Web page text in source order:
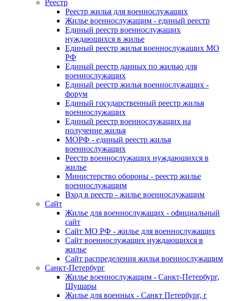
Реестр
Реестр жилья для военнослужащих
Жилье военнослужащим - единый реестр
Единый реестр военнослужащих
нуждающихся в жилье
Единый реестр жилья военнослужащих МО
РФ
Единый реестр данных по жилью для
военнослужащих
Единый реестр жилья военнослужащих -
форум
Единый государственный реестр жилья
военнослужащих
Единый реестр военнослужащих на
получение жилья
МОРФ - единый реестр жилья
военнослужащих
Реестр военнослужащих нуждающихся в
жилье
Министерство обороны - реестр жилье
военнослужащим
Вход в реестр - жилье военнослужащим
Сайт
Жилье для военнослужащих - официальный
сайт
Сайт МО РФ - жилье для военнослужащих
Сайт военнослужащих нуждающихся в
жилье
Сайт распределения жилья военнослужащим
Санкт-Петербург
Жилье военнослужащим - Санкт-Петербург,
Шушары
Жилье для военных - Санкт Петербург, г